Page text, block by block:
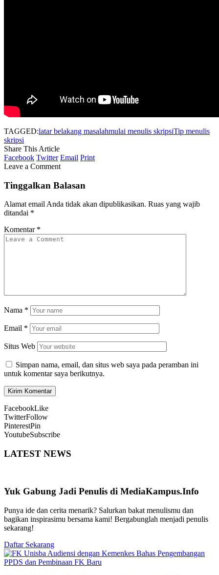
TAGGED:latar belakang masalahmulai menulis skripsiTip menulis
skripsi
Share This Article
Facebook Twitter Email Print
Leave a Comment
Tinggalkan Balasan
Alamat email Anda tidak akan dipublikasikan. Ruas yang wajib
ditandai *
Komentar *
Nama *
Email *
Situs Web
Simpan nama, email, dan situs web saya pada peramban ini
untuk komentar saya berikutnya.
FacebookLike
TwitterFollow
PinterestPin
YoutubeSubscribe
LATEST NEWS
Yuk Gabung Jadi Penulis di MediaKampus.Info
Punya ide dan cerita menarik? Salurkan bakat menulismu dan
bagikan inspirasimu bersama kami! Bergabunglah menjadi penulis
sekarang!
Daftar Sekarang